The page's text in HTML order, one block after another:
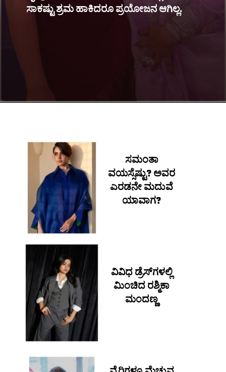
ಸಾಕಷ್ಟು ಶ್ರಮ ಹಾಕಿದರೂ ಪ್ರಯೋಜನ ಆಗಿಲ್ಲ.
ವಿವಿಧ ಡ್ರೆಸ್​ಗಳಲ್ಲಿ
ಮಿಂಚಿದ ರಶ್ಮಿಕಾ
ಮಂದಣ್ಣ
ಸಮಂತಾ
ವಯಸ್ಸೆಷ್ಟು? ಅವರ
ಎರಡನೇ ಮದುವೆ
ಯಾವಾಗ?